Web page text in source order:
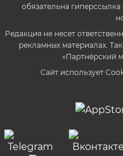
обязательна гиперссылка
Редакция не несет
рекламных материалах.
«Партнёрский
Сайт использует